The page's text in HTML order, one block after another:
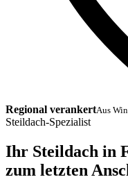
Regional verankertAus
Steildach-Spezialist
Ihr Steildach in
zum letzten